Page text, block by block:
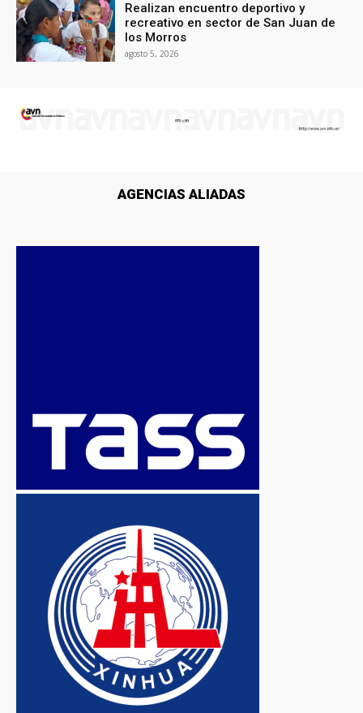
Realizan encuentro deportivo y
recreativo en sector de San Juan de
los Morros
agosto 5, 2026
AGENCIAS ALIADAS